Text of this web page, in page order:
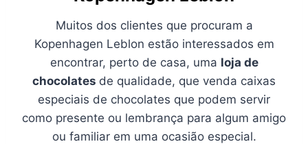
Muitos dos clientes que procuram a
Kopenhagen Leblon estão interessados em
encontrar, perto de casa, uma loja de
chocolates de qualidade, que venda caixas
especiais de chocolates que podem servir
como presente ou lembrança para algum amigo
ou familiar em uma ocasião especial.